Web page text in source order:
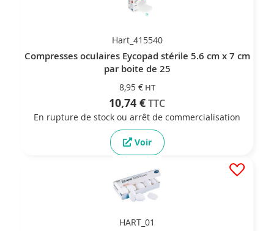
Hart_415540
Compresses oculaires Eycopad stérile 5.6 cm x 7 cm
par boite de 25
8,95 €
10,74 €
En rupture de stock ou arrêt de commercialisation
Voir
HART_01